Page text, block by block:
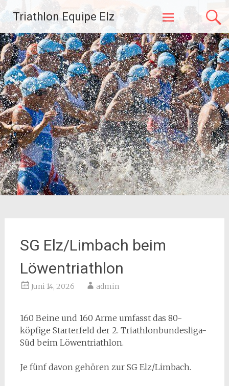
Inhalt
springen
Triathlon Equipe Elz
SG Elz/Limbach beim
Löwentriathlon
Juni 14, 2026 admin
160 Beine und 160 Arme umfasst das 80-
köpfige Starterfeld der 2. Triathlonbundesliga-
Süd beim Löwentriathlon.
Je fünf davon gehören zur SG Elz/Limbach.